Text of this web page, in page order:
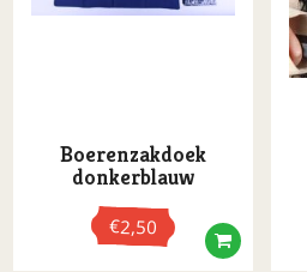
Boerenzakdoek
donkerblauw
€2,50